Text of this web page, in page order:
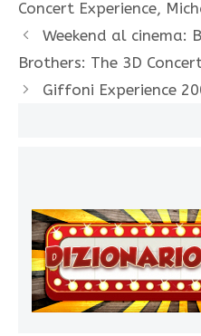
Concert Experience,
Weekend al cinema:
Brothers: The 3D
Giffoni Experience